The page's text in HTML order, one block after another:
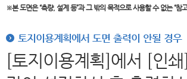
※본 도면은“측량, 설계 등”과 그 밖의 목적으로 사용할 수 없는 “참
토지이용계획에서 도면 출력이 안될 경우
[토지이용계획]에서 [인